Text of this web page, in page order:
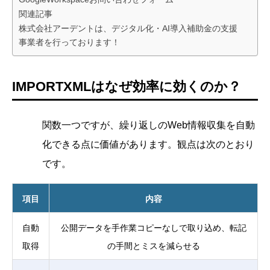
関連記事
株式会社アーデントは、デジタル化・AI導入補助金の支援
事業者を行っております！
IMPORTXMLはなぜ効率に効くのか？
関数一つですが、繰り返しのWeb情報収集を自動
化できる点に価値があります。観点は次のとおり
です。
項目 内容
自動
取得
公開データを手作業コピーなしで取り込め、転記
の手間とミスを減らせる